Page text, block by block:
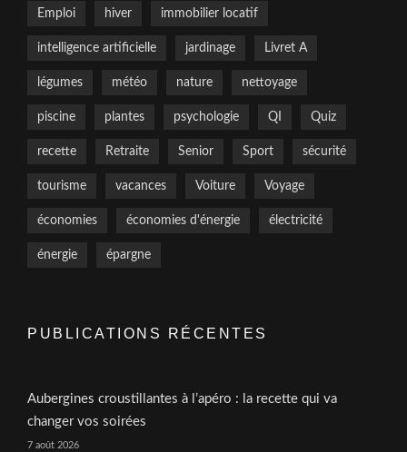
Emploi hiver immobilier locatif
intelligence artificielle jardinage Livret A
légumes météo nature nettoyage
piscine plantes psychologie QI Quiz
recette Retraite Senior Sport sécurité
tourisme vacances Voiture Voyage
économies économies d'énergie électricité
énergie épargne
PUBLICATIONS RÉCENTES
Aubergines croustillantes à l’apéro : la recette qui va
changer vos soirées
7 août 2026